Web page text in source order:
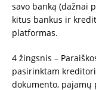
savo banką (dažnai
kitus bankus ir
platformas.
4 žingsnis –
pasirinktam
dokumento, pajamų